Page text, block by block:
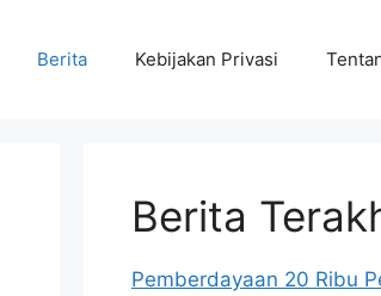
Berita Kebijakan Privasi
Berita
Pemberdayaan 20 Ribu